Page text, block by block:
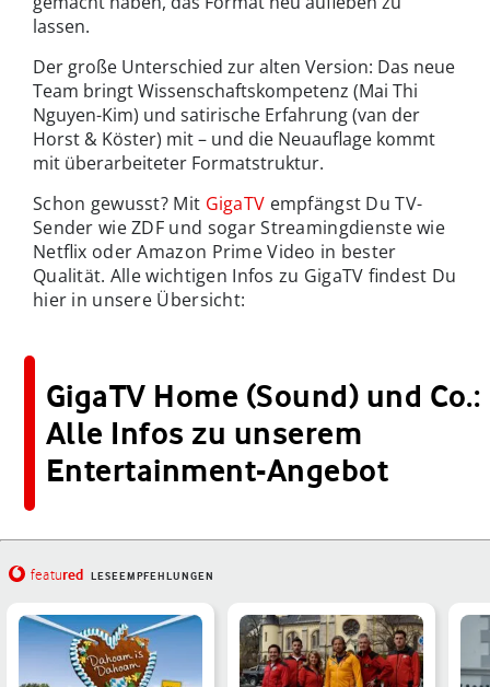
lassen.
Der große Unterschied zur alten Version: Das neue
Team bringt Wissenschaftskompetenz (Mai Thi
Nguyen-Kim) und satirische Erfahrung (van der
Horst & Köster) mit – und die Neuauflage kommt
mit überarbeiteter Formatstruktur.
Schon gewusst? Mit GigaTV empfängst Du TV-
Sender wie ZDF und sogar Streamingdienste wie
Netflix oder Amazon Prime Video in bester
Qualität. Alle wichtigen Infos zu GigaTV findest Du
hier in unsere Übersicht:
GigaTV Home (Sound) und Co.:
Alle Infos zu unserem
Entertainment-Angebot
featured LESEEMPFEHLUNGEN